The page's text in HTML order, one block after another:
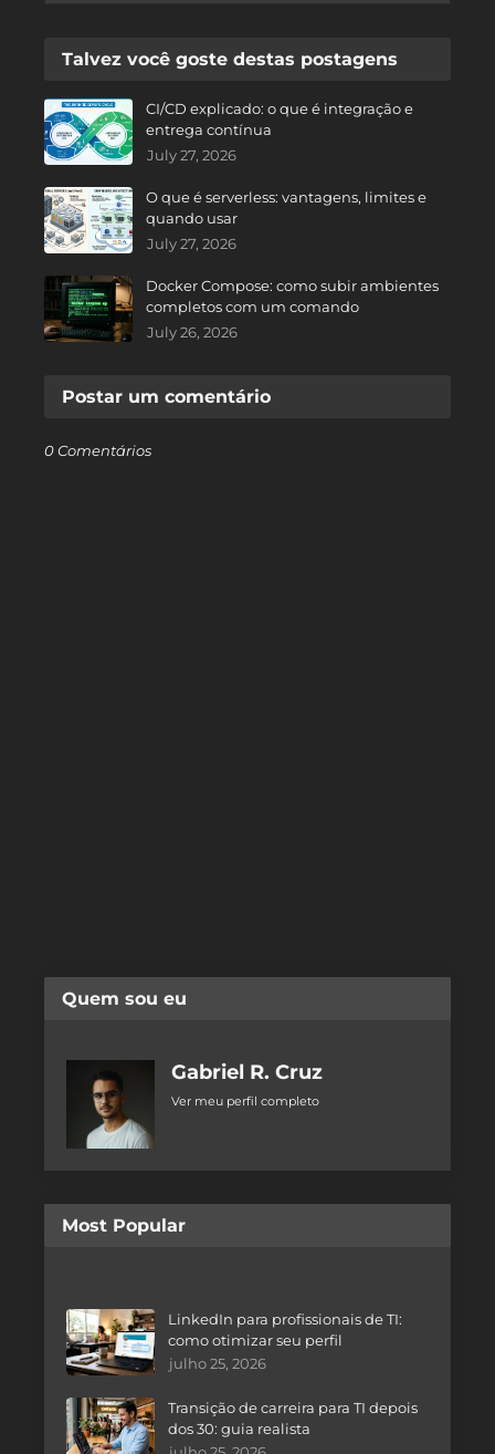
Talvez você goste destas postagens
CI/CD explicado: o que é integração e
entrega contínua
July 27, 2026
O que é serverless: vantagens, limites e
quando usar
July 27, 2026
Docker Compose: como subir ambientes
completos com um comando
July 26, 2026
Postar um comentário
0 Comentários
Quem sou eu
Gabriel R. Cruz
Ver meu perfil completo
Most Popular
LinkedIn para profissionais de TI:
como otimizar seu perfil
julho 25, 2026
Transição de carreira para TI depois
dos 30: guia realista